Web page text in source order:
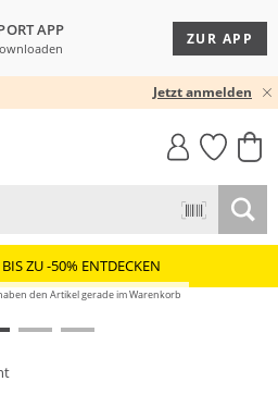
APP ZUR APP
& RÜCKVERSANDJetzt anmelden
MUST-HAVE
BIS ZU -50% ENTDECKEN
den Artikel gerade im Warenkorb